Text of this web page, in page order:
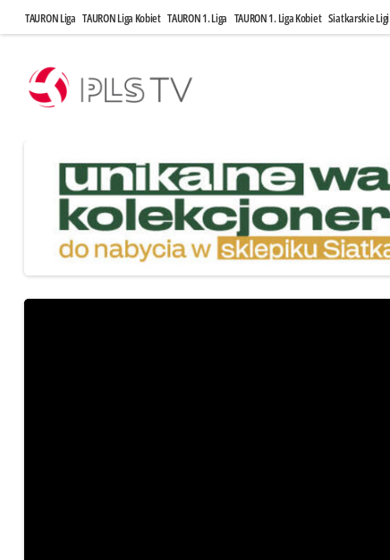
TAURON Liga TAURON Liga Kobiet TAURON 1. Liga TAURON 1. Liga Kobiet Siatkarskie Ligi